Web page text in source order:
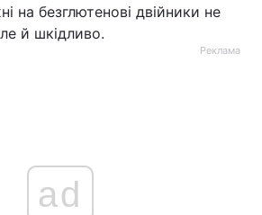
на безглютенові двійники не
й шкідливо.
Реклама
ad